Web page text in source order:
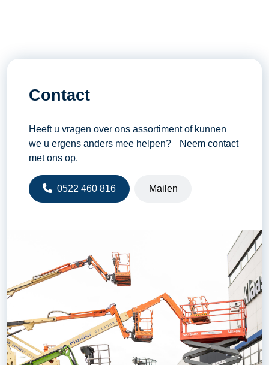
Contact
Heeft u vragen over ons assortiment of kunnen
we u ergens anders mee helpen? Neem contact
met ons op.
0522 460 816 Mailen